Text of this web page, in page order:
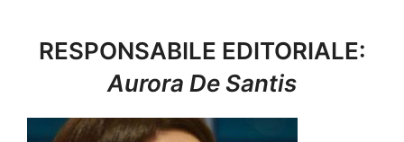
RESPONSABILE EDITORIALE:
Aurora De Santis